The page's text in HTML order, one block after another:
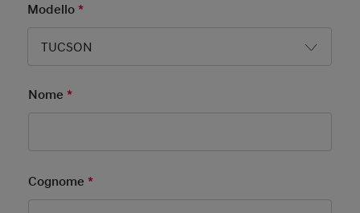
Modello*
TUCSON
Nome *Mandatory Field
Cognome *Mandatory Field